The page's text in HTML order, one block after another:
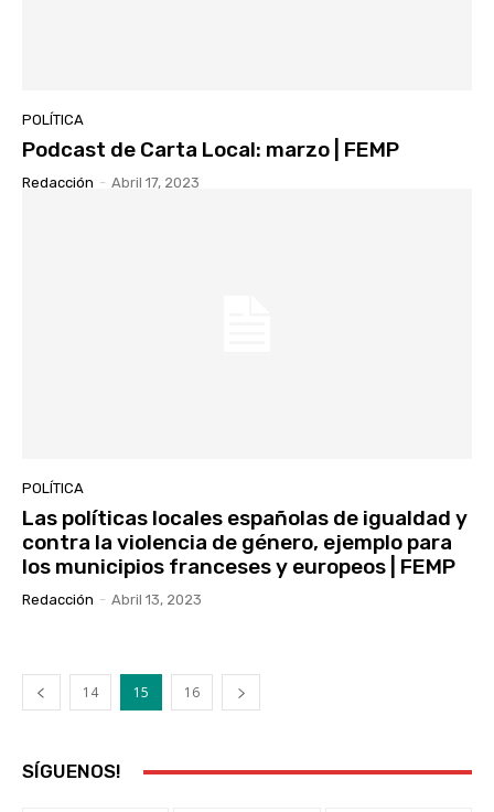
POLÍTICA
Podcast de Carta Local: marzo | FEMP
Redacción - Abril 17, 2023
POLÍTICA
Las políticas locales españolas de igualdad y
contra la violencia de género, ejemplo para
los municipios franceses y europeos | FEMP
Redacción - Abril 13, 2023
14 15 16
SÍGUENOS!